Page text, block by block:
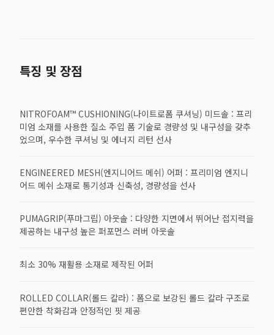
특징 및 장점
NITROFOAM™ CUSHIONING(나이트로폼 쿠셔닝) 미드솔 : 프리
미엄 소재를 사용한 질소 주입 폼 기술로 경량성 및 내구성을 갖추
었으며, 우수한 쿠셔닝 및 에너지 리턴 선사
ENGINEERED MESH(엔지니어드 메쉬) 어퍼 : 프리미엄 엔지니
어드 메쉬 소재로 통기성과 신축성, 경량성을 선사
PUMAGRIP(푸마그립) 아웃솔 : 다양한 지면에서 뛰어난 접지력을
제공하는 내구성 높은 퍼포먼스 러버 아웃솔
최소 30% 재활용 소재로 제작된 어퍼
ROLLED COLLAR(롤드 칼라) : 폼으로 보강된 롤드 칼라 구조로
편안한 착화감과 안정적인 핏 제공